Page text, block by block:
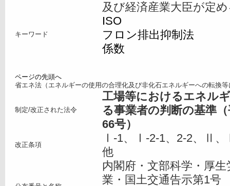
及び経済産業大臣が定
キーワード
ISO
フロン排出抑制法
係数
ページの先頭へ
省エネ法（エネルギーの使用の合理化及び非化石エネルギーへの転換
制定/改正された法令
工場等におけるエネル
る事業者の判断の基準
66号）
改正条項
Ⅰ-1、Ⅰ-2-1、2-2、Ⅱ
他
内閣府・文部科学・厚
業・国土交通告示第1